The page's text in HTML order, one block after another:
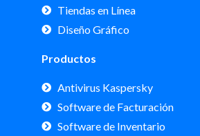
Tiendas en Línea
Diseño Gráfico
Productos
Antivirus Kaspersky
Software de Facturación
Software de Inventario